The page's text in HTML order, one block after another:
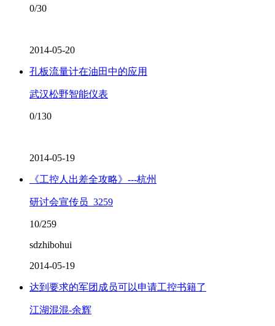
0/30
2014-05-20
孔板流量计在油田中的应用
武汉松野智能仪表
0/130
2014-05-19
《工控人出差全攻略》---杭州
研讨会宣传员_3259
10/259
sdzhibohui
2014-05-19
达到要求的军团成员可以申请工控书籍了
江湖混混-余辉